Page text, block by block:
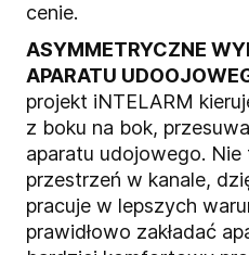
cenie.
ASYMMETRYCZNE
APARATU
projekt iNTELARM
z boku na bok,
aparatu udojowego.
przestrzeń w kanale,
pracuje w lepszych
prawidłowo zakładać